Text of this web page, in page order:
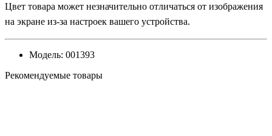
Цвет товара может незначительно отличаться от изображения
на экране из-за настроек вашего устройства.
Модель: 001393
Рекомендуемые товары